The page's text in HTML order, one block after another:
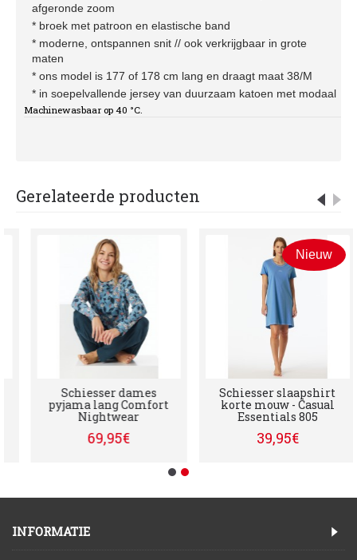
afgeronde zoom
* broek met patroon en elastische band
* moderne, ontspannen snit // ook verkrijgbaar in grote
maten
* ons model is 177 of 178 cm lang en draagt maat 38/M
* in soepelvallende jersey van duurzaam katoen met modaal
Machinewasbaar op 40 °C.
Gerelateerde producten
Schiesser dames
pyjama lang Comfort
Nightwear
69,95€
Nieuw
Schiesser slaapshirt
korte mouw - Casual
Essentials 805
39,95€
INFORMATIE